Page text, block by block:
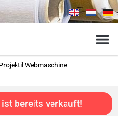
Webmaschine
bereits verkauft!